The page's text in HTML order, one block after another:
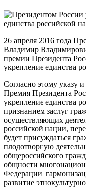
26 апреля 2016 года
Владимир
премии Президента
укрепление единства
Согласно этому указу
Премия Президента
укрепление единства
признанием заслуг
осуществляющих
российской нации,
будет присуждаться
плодотворную
общероссийского
общности
Федерации,
развитие